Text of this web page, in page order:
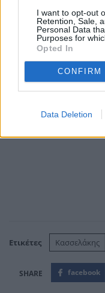
I want to opt-out
Retention, Sale,
Personal Data
Purposes for
Opted In
CONFIRM
Data Deletion
να "μαλώσει"
λέγοντας "η χώρα
Ετικέτες Κασσελάκης
facebook